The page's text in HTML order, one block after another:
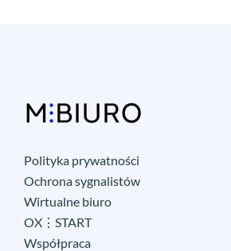
Polityka prywatności
Ochrona sygnalistów
Wirtualne biuro
OX⋮START
Współpraca